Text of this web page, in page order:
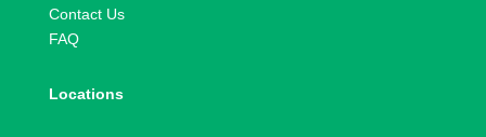
Contact Us
FAQ
Locations